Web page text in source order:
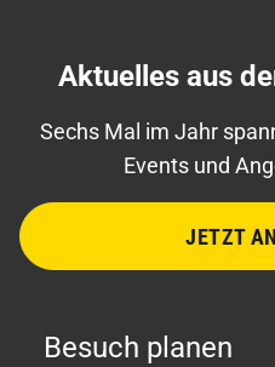
Aktuelles aus
Sechs Mal im Jahr
Events und
JETZT
Besuch planen